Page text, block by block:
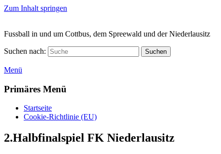
Zum Inhalt springen
Fussball in und um Cottbus, dem Spreewald und der Niederlausitz
Suchen nach: Suchen
Menü
Primäres Menü
Startseite
Cookie-Richtlinie (EU)
2.Halbfinalspiel FK Niederlausitz